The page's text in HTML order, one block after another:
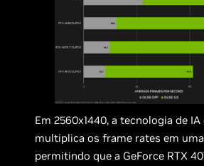
Em 2560x1440, a tecnologia de IA
multiplica os frame rates em
permitindo que a GeForce RTX